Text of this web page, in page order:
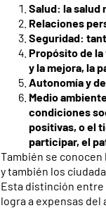
Salud: la salud
Relaciones
Seguridad:
Propósito de la
y la mejora, la
Autonomía y
Medio
condiciones
positivas, o el
participar, el
También se
y también los
Esta distinción entre
logra a expensas